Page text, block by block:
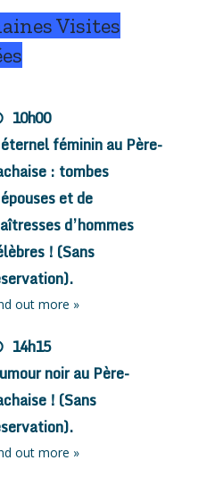
Visites
10h00
féminin au Père-
: tombes
et de
d’hommes
! (Sans
out more »
14h15
noir au Père-
! (Sans
out more »